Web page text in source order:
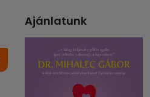
Ajánlatunk